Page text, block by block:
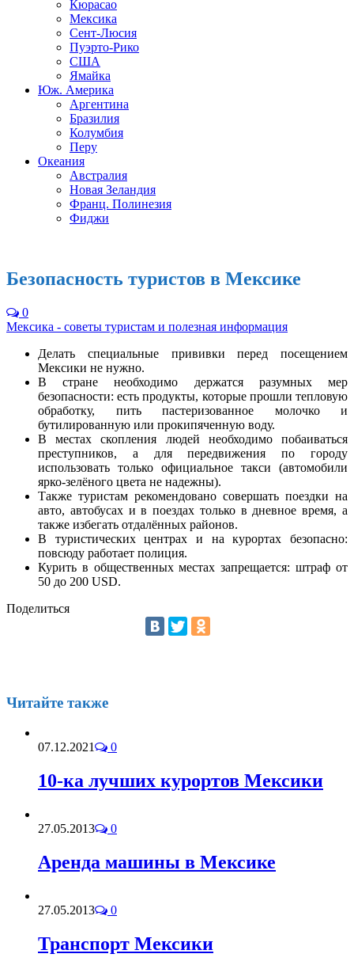
Кюрасао
Мексика
Сент-Люсия
Пуэрто-Рико
США
Ямайка
Юж. Америка
Аргентина
Бразилия
Колумбия
Перу
Океания
Австралия
Новая Зеландия
Франц. Полинезия
Фиджи
Безопасность туристов в Мексике
0
Мексика - советы туристам и полезная информация
Делать специальные прививки перед посещением
Мексики не нужно.
В стране необходимо держатся разумных мер
безопасности: есть продукты, которые прошли тепловую
обработку, пить пастеризованное молочко и
бутилированную или прокипяченную воду.
В местах скопления людей необходимо побаиваться
преступников, а для передвижения по городу
использовать только официальное такси (автомобили
ярко-зелёного цвета не надежны).
Также туристам рекомендовано совершать поездки на
авто, автобусах и в поездах только в дневное время, а
также избегать отдалённых районов.
В туристических центрах и на курортах безопасно:
повсюду работает полиция.
Курить в общественных местах запрещается: штраф от
50 до 200 USD.
Поделиться
Читайте также
07.12.2021 0
10-ка лучших курортов Мексики
27.05.2013 0
Аренда машины в Мексике
27.05.2013 0
Транспорт Мексики